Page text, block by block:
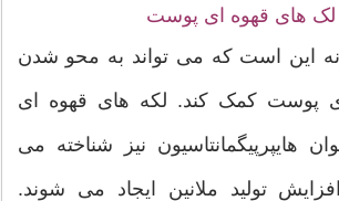
لک های قهوه ای پوست
این است که می تواند به محو شدن
پوست کمک کند. لکه های قهوه ای
هایپرپیگمانتاسیون نیز شناخته می
تولید ملانین ایجاد می شوند.